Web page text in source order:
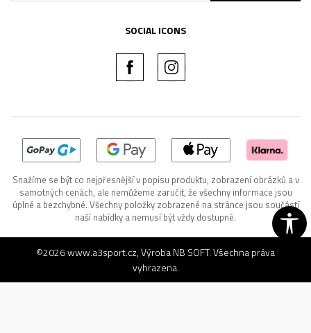
SOCIAL ICONS
Snažíme se být co nejpřesnější v popisu produktu, zobrazení obrázků a v
samotných cenách, ale nemůžeme zaručit, že všechny informace jsou
úplné a bezchybné. Všechny položky zobrazené na stránce jsou součástí
naší nabídky a nemusí být vždy dostupné.
©2026www.a3sport.cz, VýrobaNB SOFT. Všechna práva
vyhrazena.